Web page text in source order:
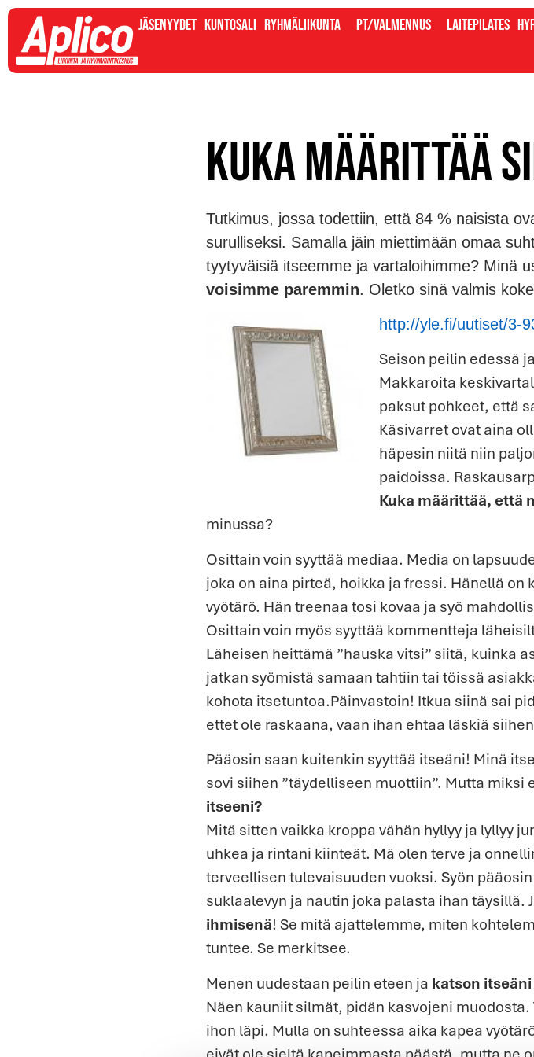
Jäsenyydet Kuntosali Ryhmäliikunta PT/valmennus Laitepilates
Kuka määrittää
Tutkimus, jossa todettiin, että 84 % naisista
surulliseksi. Samalla jäin miettimään omaa
tyytyväisiä itseemme ja vartaloihimme? Minä
voisimme paremmin. Oletko sinä valmis
http://yle.fi/uutiset/3-
Seison peilin edessä
Makkaroita
paksut pohkeet, että
Käsivarret ovat aina
häpesin niitä niin
paidoissa.
Kuka määrittää, että
minussa?
Osittain voin syyttää mediaa. Media on
joka on aina pirteä, hoikka ja fressi. Hänellä
vyötärö. Hän treenaa tosi kovaa ja syö
Osittain voin myös syyttää kommentteja
Läheisen heittämä ”hauska vitsi” siitä, kuinka
jatkan syömistä samaan tahtiin tai töissä
kohota itsetuntoa.Päinvastoin! Itkua siinä sai
ettet ole raskaana, vaan ihan ehtaa läskiä
Pääosin saan kuitenkin syyttää itseäni! Minä
sovi siihen ”täydelliseen muottiin”. Mutta miksi
itseeni?
Mitä sitten vaikka kroppa vähän hyllyy ja lyllyy
uhkea ja rintani kiinteät. Mä olen terve ja
terveellisen tulevaisuuden vuoksi. Syön
suklaalevyn ja nautin joka palasta ihan täysillä.
ihmisenä! Se mitä ajattelemme, miten
tuntee. Se merkitsee.
Menen uudestaan peilin eteen ja katson
Näen kauniit silmät, pidän kasvojeni
ihon läpi. Mulla on suhteessa aika kapea